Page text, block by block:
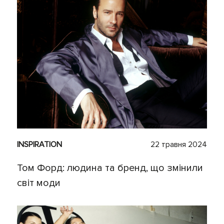
INSPIRATION 22 травня 2024
Том Форд: людина та бренд, що змінили
світ моди